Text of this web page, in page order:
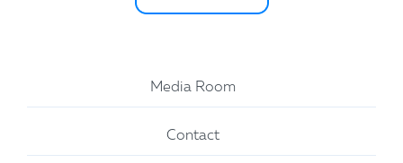
Media Room
Contact